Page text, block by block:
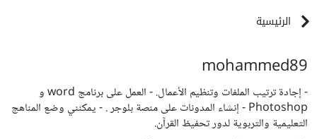
الرئيسية
mohammed89
- إجادة ترتيب الملفات وتنظيم الأعمال. - العمل على برنامج word و
Photoshop - إنشاء المدونات على منصة بلوجر . - يمكنني وضع المناهج
التعليمية والتربوية لدور تحفيظ القرآن.